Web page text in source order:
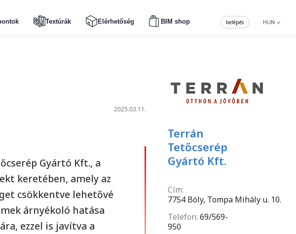
Textúrák Elérhetőség BIM shop HUN
belépés
2025.03.11.
Gyártó Kft., a
keretében, amely az
csökkentve lehetővé
árnyékoló hatása
ezzel is javítva a
Terrán
Tetőcserép
Gyártó Kft.
Cím:
7754 Bóly, Tompa Mihály u. 10.
Telefon: 69/569-
950